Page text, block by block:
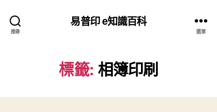
搜尋
易普印 e知識百科
選單
標籤: 相簿印刷